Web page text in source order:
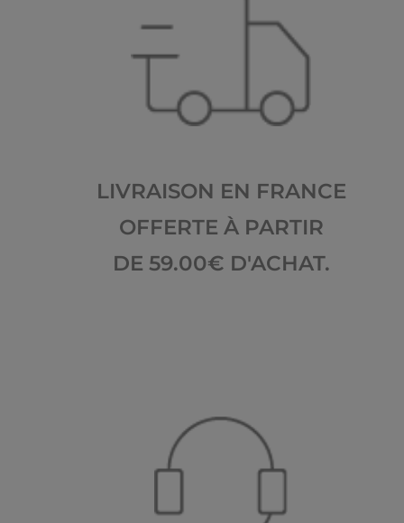
LIVRAISON EN FRANCE
OFFERTE À PARTIR
DE 59.00€ D'ACHAT.